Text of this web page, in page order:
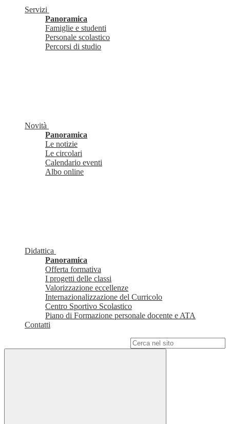
Servizi
Panoramica
Famiglie e studenti
Personale scolastico
Percorsi di studio
Novità
Panoramica
Le notizie
Le circolari
Calendario eventi
Albo online
Didattica
Panoramica
Offerta formativa
I progetti delle classi
Valorizzazione eccellenze
Internazionalizzazione del Curricolo
Centro Sportivo Scolastico
Piano di Formazione personale docente e ATA
Contatti